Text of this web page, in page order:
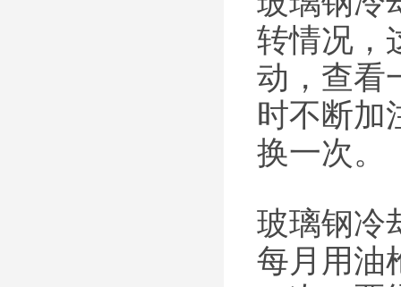
转情况，
动，查看
时不断加
换一次。
玻璃钢冷
每月用油